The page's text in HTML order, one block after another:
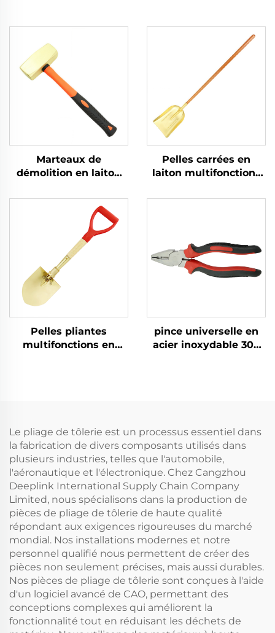
Marteaux de
démolition en laiton
fibre de verre non
étincelants, type
allemand, pour
utilisation dans les
lieux inflammables et
explosifs
Pelles carrées en
laiton multifonctions
manche en bois,
explosifs et en tant
que pelle à poussière
Pelles pliantes
multifonctions en
pince universelle en
acier inoxydable 304
Le pliage de tôlerie est un processus essentiel dans
la fabrication de divers composants utilisés dans
plusieurs industries, telles que l'automobile,
l'aéronautique et l'électronique. Chez Cangzhou
Deeplink International Supply Chain Company
Limited, nous spécialisons dans la production de
pièces de pliage de tôlerie de haute qualité
répondant aux exigences rigoureuses du marché
mondial. Nos installations modernes et notre
personnel qualifié nous permettent de créer des
pièces non seulement précises, mais aussi durables.
Nos pièces de pliage de tôlerie sont conçues à l'aide
d'un logiciel avancé de CAO, permettant des
conceptions complexes qui améliorent la
fonctionnalité tout en réduisant les déchets de